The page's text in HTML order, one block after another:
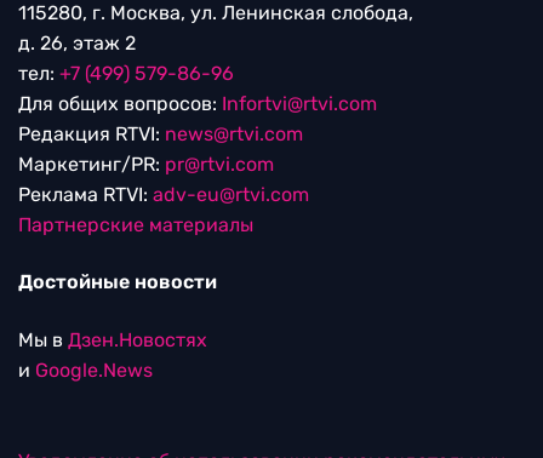
115280, г. Москва, ул. Ленинская слобода,
д. 26, этаж 2
тел: +7 (499) 579-86-96
Для общих вопросов: Infortvi@rtvi.com
Редакция RTVI: news@rtvi.com
Маркетинг/PR: pr@rtvi.com
Реклама RTVI: adv-eu@rtvi.com
Партнерские материалы
Достойные новости
Мы в Дзен.Новостях
и Google.News